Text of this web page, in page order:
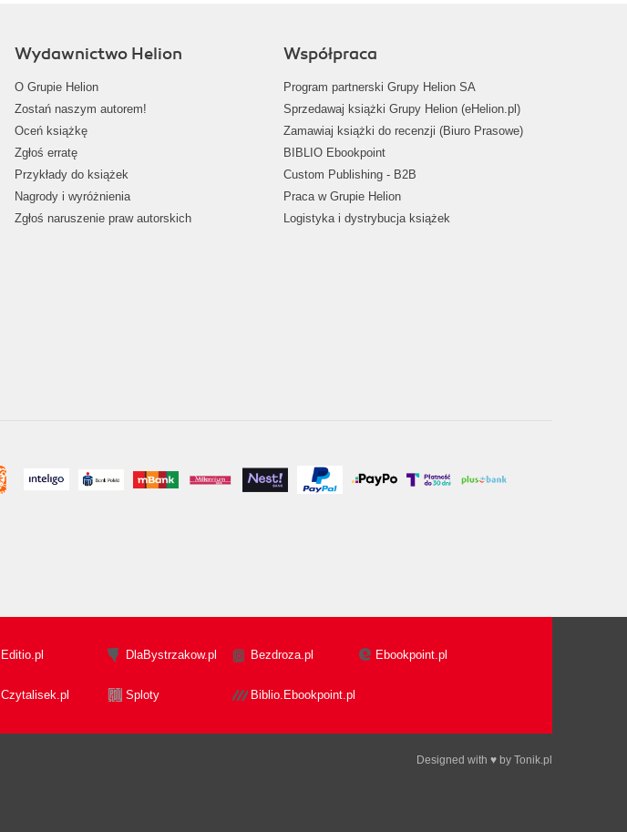
Wydawnictwo Helion
O Grupie Helion
Zostań naszym autorem!
Oceń książkę
Zgłoś erratę
Przykłady do książek
Nagrody i wyróżnienia
Zgłoś naruszenie praw autorskich
Współpraca
Program partnerski Grupy Helion SA
Sprzedawaj książki Grupy Helion (eHelion.pl)
Zamawiaj książki do recenzji (Biuro Prasowe)
BIBLIO Ebookpoint
Custom Publishing - B2B
Praca w Grupie Helion
Logistyka i dystrybucja książek
Editio.pl DlaBystrzakow.pl Bezdroza.pl Ebookpoint.pl
Czytalisek.pl Sploty Biblio.Ebookpoint.pl
Designed with ♥ by Tonik.pl